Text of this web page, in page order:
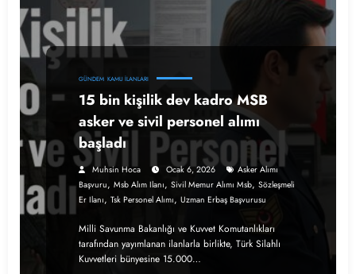
GÜNDEM KAMU İLANLARI
15 bin kişilik dev kadro MSB
asker ve sivil personel alımı
başladı
Muhsin Hoca Ocak 6, 2026
Asker Alımı
Başvuru, Msb Alım Ilanı, Sivil Memur Alımı Msb, Sözleşmeli
Er Ilanı, Tsk Personel Alımı, Uzman Erbaş Başvurusu
Milli Savunma Bakanlığı ve Kuvvet Komutanlıkları
tarafından yayımlanan ilanlarla birlikte, Türk Silahlı
Kuvvetleri bünyesine 15.000…